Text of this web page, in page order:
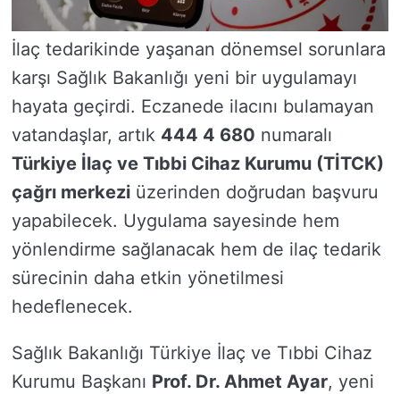
İlaç tedarikinde yaşanan dönemsel sorunlara
karşı Sağlık Bakanlığı yeni bir uygulamayı
hayata geçirdi. Eczanede ilacını bulamayan
vatandaşlar, artık 444 4 680 numaralı
Türkiye İlaç ve Tıbbi Cihaz Kurumu (TİTCK)
çağrı merkezi üzerinden doğrudan başvuru
yapabilecek. Uygulama sayesinde hem
yönlendirme sağlanacak hem de ilaç tedarik
sürecinin daha etkin yönetilmesi
hedeflenecek.
Sağlık Bakanlığı Türkiye İlaç ve Tıbbi Cihaz
Kurumu Başkanı Prof. Dr. Ahmet Ayar, yeni